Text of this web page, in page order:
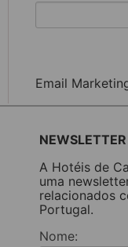
Email
NEWSLETTER
A Hotéis de
uma
relacionados
Portugal.
Nome: